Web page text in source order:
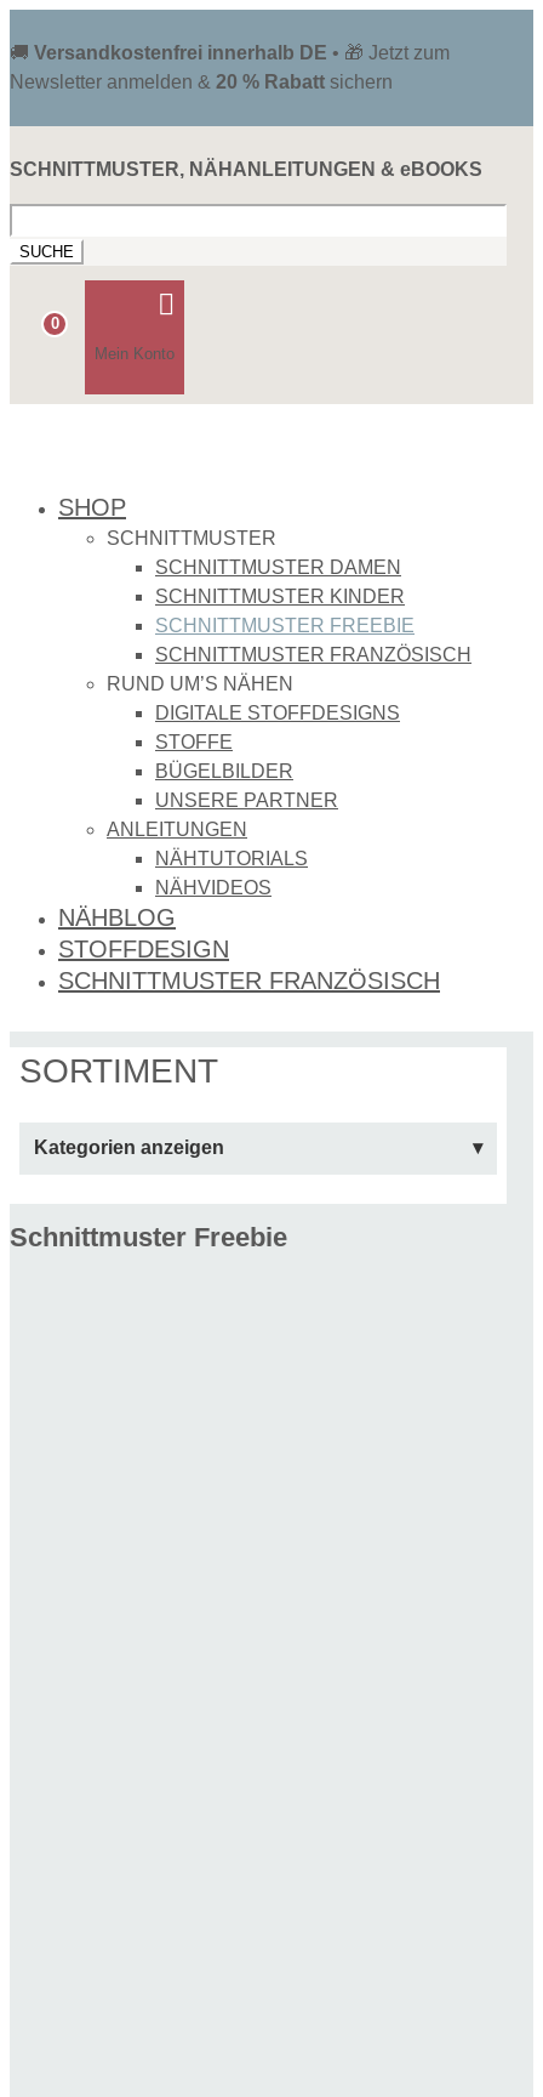
🚚 Versandkostenfrei innerhalb DE • 🎁 Jetzt zum
Newsletter anmelden & 20 % Rabatt sichern
SCHNITTMUSTER, NÄHANLEITUNGEN & eBOOKS
nach:
0

Mein Konto
SHOP
SCHNITTMUSTER
SCHNITTMUSTER DAMEN
SCHNITTMUSTER KINDER
SCHNITTMUSTER FREEBIE
SCHNITTMUSTER FRANZÖSISCH
RUND UM’S NÄHEN
DIGITALE STOFFDESIGNS​
STOFFE
BÜGELBILDER
UNSERE PARTNER
ANLEITUNGEN
NÄHTUTORIALS
NÄHVIDEOS
NÄHBLOG
STOFFDESIGN
SCHNITTMUSTER FRANZÖSISCH
SORTIMENT
Kategorien anzeigen
Schnittmuster Freebie